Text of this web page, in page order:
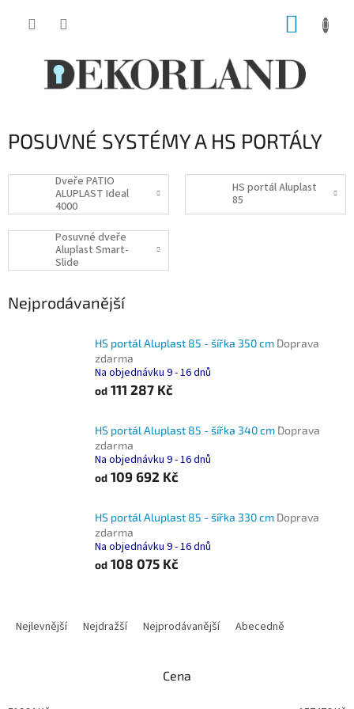
POSUVNÉ SYSTÉMY A HS PORTÁLY
Dveře PATIO
ALUPLAST Ideal
4000
HS portál Aluplast
85
Posuvné dveře
Aluplast Smart-
Slide
Nejprodávanější
HS portál Aluplast 85 - šířka 350 cm Doprava
zdarma
Na objednávku 9 - 16 dnů
od 111 287 Kč
HS portál Aluplast 85 - šířka 340 cm Doprava
zdarma
Na objednávku 9 - 16 dnů
od 109 692 Kč
HS portál Aluplast 85 - šířka 330 cm Doprava
zdarma
Na objednávku 9 - 16 dnů
od 108 075 Kč
Nejlevnější Nejdražší Nejprodávanější Abecedně
Cena